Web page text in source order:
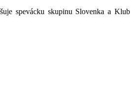
spevácku skupinu Slovenka a Klub